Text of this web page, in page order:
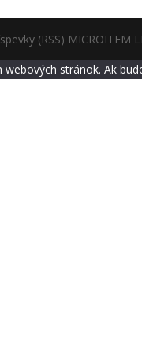
(RSS) MICROITEM
stránok. Ak